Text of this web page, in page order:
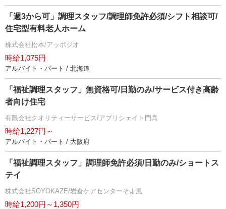
「週3から可」調理スタッフ/調理師免許必須/シフト相談可/
住宅型有料老人ホーム
株式会社松本/アッポジオ
時給1,075円
アルバイト・パート / 北海道
「福祉調理スタッフ」無資格可/日勤のみ/サービス付き高齢
者向け住宅
有限会社クオリティーサービス/アプリシェイト門真
時給1,227円～
アルバイト・パート / 大阪府
「福祉調理スタッフ」調理師免許必須/日勤のみ/ショートス
テイ
株式会社SOYOKAZE/岩倉ケアセンターそよ風
時給1,200円～1,350円